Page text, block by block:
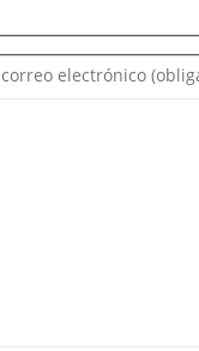
electrónico